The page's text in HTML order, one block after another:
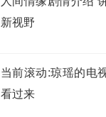
新视野
当前滚动:琼瑶的电
看过来